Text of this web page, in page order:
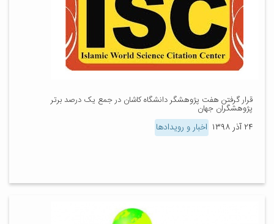
قرار گرفتن هفت پژوهشگر دانشگاه کاشان در جمع یک درصد برتر
پژوهشگران جهان
۲۴ آذر ۱۳۹۸ اخبار و رویدادها